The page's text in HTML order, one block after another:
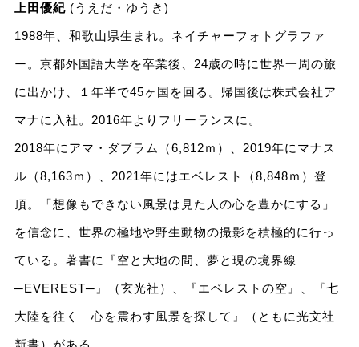
上田優紀(うえだ・ゆうき)
1988年、和歌山県生まれ。ネイチャーフォトグラファ
ー。京都外国語大学を卒業後、24歳の時に世界一周の旅
に出かけ、１年半で45ヶ国を回る。帰国後は株式会社ア
マナに入社。2016年よりフリーランスに。
2018年にアマ・ダブラム（6,812ｍ）、2019年にマナス
ル（8,163ｍ）、2021年にはエベレスト（8,848ｍ）登
頂。「想像もできない風景は見た人の心を豊かにする」
を信念に、世界の極地や野生動物の撮影を積極的に行っ
ている。著書に『空と大地の間、夢と現の境界線
─EVEREST─』（玄光社）、『エベレストの空』、『七
大陸を往く 心を震わす風景を探して』（ともに光文社